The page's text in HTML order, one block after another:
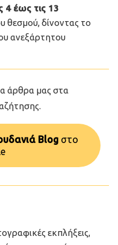
4 έως τις 13
θεσμού, δίνοντας το
ανεξάρτητου
άρθρα μας στα
Blog στo
εκπλήξεις,